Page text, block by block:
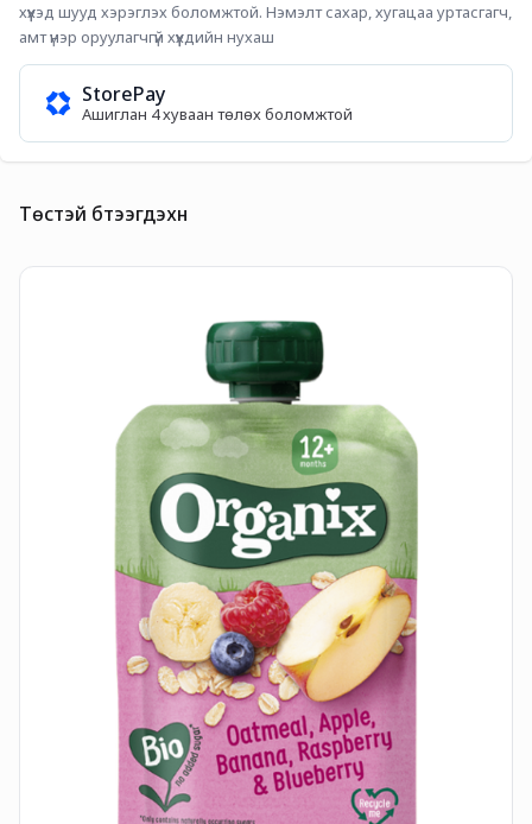
хүүхэд шууд хэрэглэх боломжтой. Нэмэлт сахар, хугацаа уртасгагч,
амт үнэр оруулагчгүй хүүхдийн нухаш
StorePay
Ашиглан 4 хуваан төлөх боломжтой
Төстэй бүтээгдэхүүн